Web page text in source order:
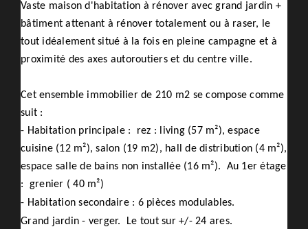
Vaste maison d'habitation à rénover avec grand jardin +
bâtiment attenant à rénover totalement ou à raser, le
tout idéalement situé à la fois en pleine campagne et à
proximité des axes autoroutiers et du centre ville.
Cet ensemble immobilier de 210 m2 se compose comme
suit :
- Habitation principale : rez : living (57 m²), espace
cuisine (12 m²), salon (19 m2), hall de distribution (4 m²),
espace salle de bains non installée (16 m²). Au 1er étage
: grenier ( 40 m²)
- Habitation secondaire : 6 pièces modulables.
Grand jardin - verger. Le tout sur +/- 24 ares.